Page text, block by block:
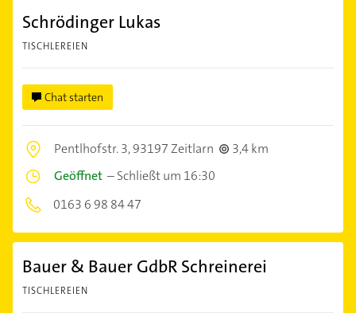
Schrödinger Lukas
TISCHLEREIEN
Chat starten
Pentlhofstr. 3,93197 Zeitlarn
3,4 km
Geöffnet –Schließt um 16:30
0163 6 98 84 47
Bauer & Bauer GdbR Schreinerei
TISCHLEREIEN